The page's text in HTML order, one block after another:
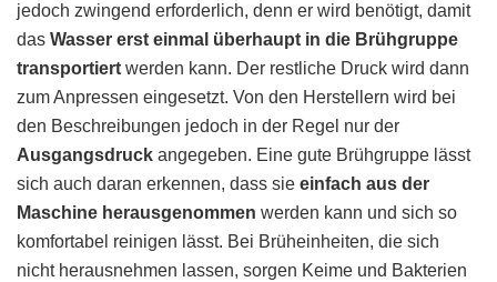
jedoch zwingend erforderlich, denn er wird benötigt, damit
das Wasser erst einmal überhaupt in die Brühgruppe
transportiert werden kann. Der restliche Druck wird dann
zum Anpressen eingesetzt. Von den Herstellern wird bei
den Beschreibungen jedoch in der Regel nur der
Ausgangsdruck angegeben. Eine gute Brühgruppe lässt
sich auch daran erkennen, dass sie einfach aus der
Maschine herausgenommen werden kann und sich so
komfortabel reinigen lässt. Bei Brüheinheiten, die sich
nicht herausnehmen lassen, sorgen Keime und Bakterien